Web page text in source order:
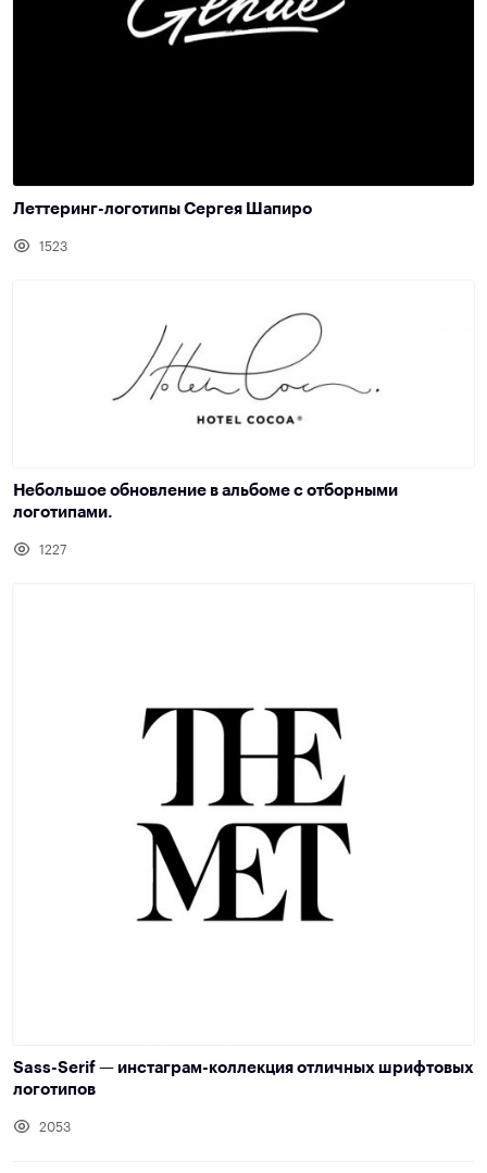
Леттеринг-логотипы Сергея Шапиро
1523
Небольшое обновление в альбоме с отборными
логотипами.
1227
Sass-Serif — инстаграм-коллекция отличных шрифтовых
логотипов
2053